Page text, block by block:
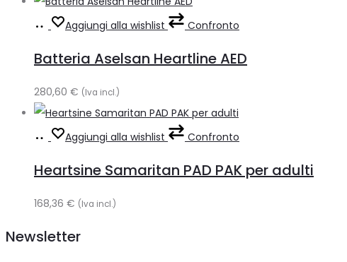
Aggiungi
carrello
Aggiungi alla wishlist Confronto
Batteria Aselsan Heartline AED
280,60 € (Iva incl.)
Aggiungi
carrello
Aggiungi alla wishlist Confronto
Heartsine Samaritan PAD PAK per adulti
168,36 € (Iva incl.)
Newsletter